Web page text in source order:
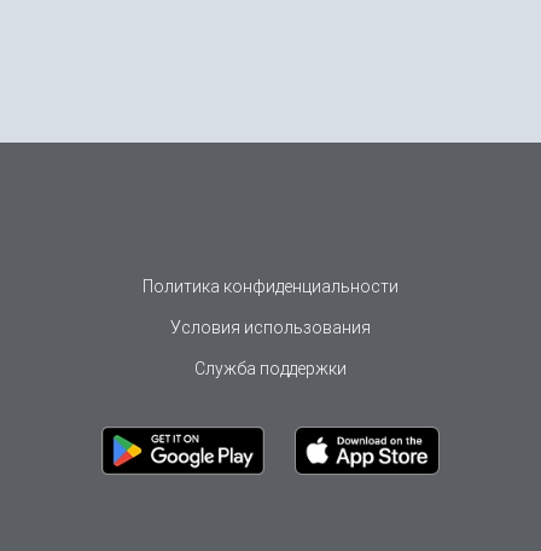
Политика конфиденциальности
Условия использования
Служба поддержки